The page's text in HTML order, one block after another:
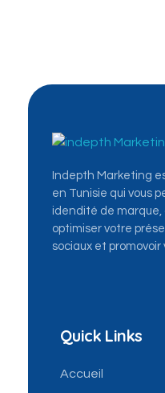
Indepth Marketing
en Tunisie qui vous
idendité de marque,
optimiser votre
sociaux et promovoir
Quick Links
Accueil